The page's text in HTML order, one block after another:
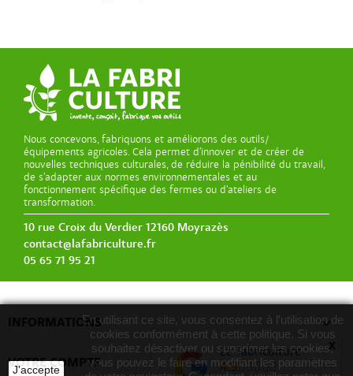
Nous concevons, fabriquons et améliorons des outils/
équipements agricoles. Cela permet d’innover et de créer de
nouvelles techniques culturales, de réduire la pénibilité du travail,
de s’adapter aux normes environnementales et au
fonctionnement spécifique des fermes ou d’ateliers de
transformation.
10 rue Croix du Verdier 12160 Moyrazès
contact@lafabriculture.fr
05 65 71 95 21
INFORMATIONS 
VOTRE COMPTE 
J'accepte
En utilisant ce site, vous consentez à l'utilisation de
cookies conformément à cette politique. Si vous
souhaitez désactiver ou supprimer les cookies,
vous pouvez le faire en modifiant les paramètres
La Fabriculture
4.9
x